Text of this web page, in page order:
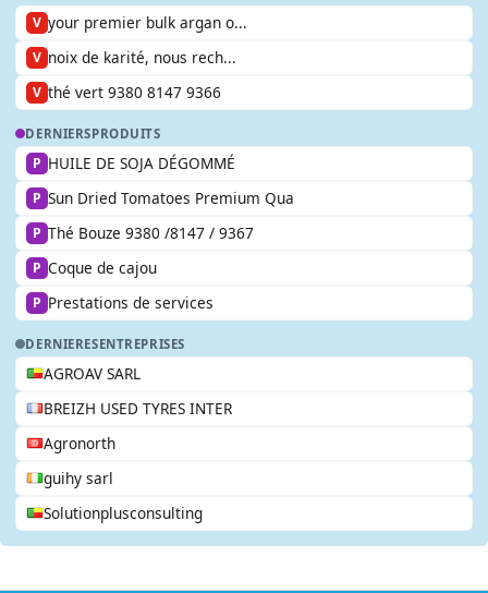
V your premier bulk argan o...
V noix de karité, nous rech...
V thé vert 9380 8147 9366
DERNIERSPRODUITS
P HUILE DE SOJA DÉGOMMÉ
P Sun Dried Tomatoes Premium Qua
P Thé Bouze 9380 /8147 / 9367
P Coque de cajou
P Prestations de services
DERNIERESENTREPRISES
AGROAV SARL
BREIZH USED TYRES INTER
Agronorth
guihy sarl
Solutionplusconsulting